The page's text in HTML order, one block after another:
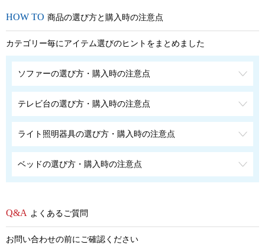
商品の選び方と購入時の注意点
カテゴリー毎にアイテム選びのヒントをまとめました
ソファーの選び方・購入時の注意点
テレビ台の選び方・購入時の注意点
ライト照明器具の選び方・購入時の注意点
ベッドの選び方・購入時の注意点
よくあるご質問
お問い合わせの前にご確認ください